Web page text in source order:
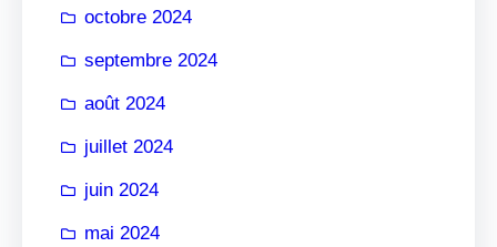
octobre 2024
septembre 2024
août 2024
juillet 2024
juin 2024
mai 2024